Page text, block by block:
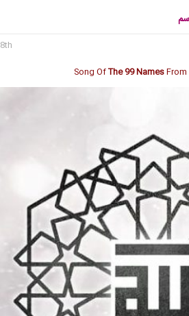
8th می 2020
Song OfThe 99 NamesFrom